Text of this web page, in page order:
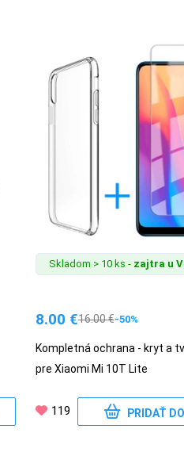
Skladom > 10 ks - zajtra u
8.00 €16.00€-50%
Kompletná ochrana - kryt a
pre Xiaomi Mi 10T Lite
119 PRIDAŤ